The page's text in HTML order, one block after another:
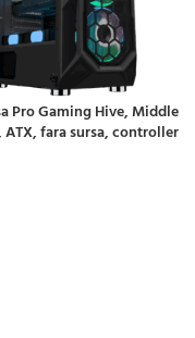
Pro Gaming Hive, Middle
ATX, fara sursa, controller